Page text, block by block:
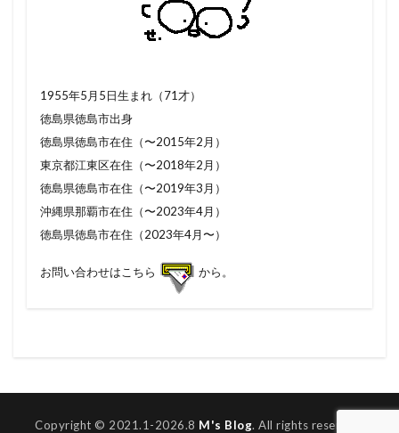
1955年5月5日生まれ（71才）
徳島県徳島市出身
徳島県徳島市在住（〜2015年2月）
東京都江東区在住（〜2018年2月）
徳島県徳島市在住（〜2019年3月）
沖縄県那覇市在住（〜2023年4月）
徳島県徳島市在住（2023年4月〜）
お問い合わせはこちら から。
Copyright © 2021.1-2026.8 M's Blog. All rights reserved.